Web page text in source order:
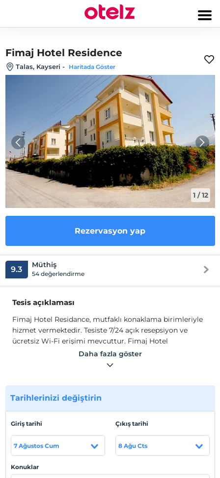
Fimaj Hotel Residence
Talas, Kayseri - Haritada Göster
1 /12
Rezervasyon yap
9.3 Müthiş
54 değerlendirme
Tesis açıklaması
Fimaj Hotel Residance, mutfaklı konaklama birimleriyle
hizmet vermektedir. Tesiste 7/24 açık resepsiyon ve
ücretsiz Wi-Fi erişimi mevcuttur. Fimaj Hotel
Residance’deki birimlerde düz ekran uydu TV ve telefon
bulunmaktadır. Özel banyo duşludur. Fimaj Residance
yemekler sunan bir restoran da bulunmaktadır.
Restoranı ve spor salonu bulunan tesiste, özel mutfakta
çocukların güvenle oynayabileceği bir çocuk oyun alanı
vardır. Civarda yamaç paraşütü, binicilik ve kış sporu
olanakları da mevcuttur.
Tesis lokasyon bilgileri
Daha fazla göster
Tarihlerinizi değiştirin
Giriş tarihi
7 Ağustos Cum
Çıkış tarihi
8 Ağu Cts
Konuklar